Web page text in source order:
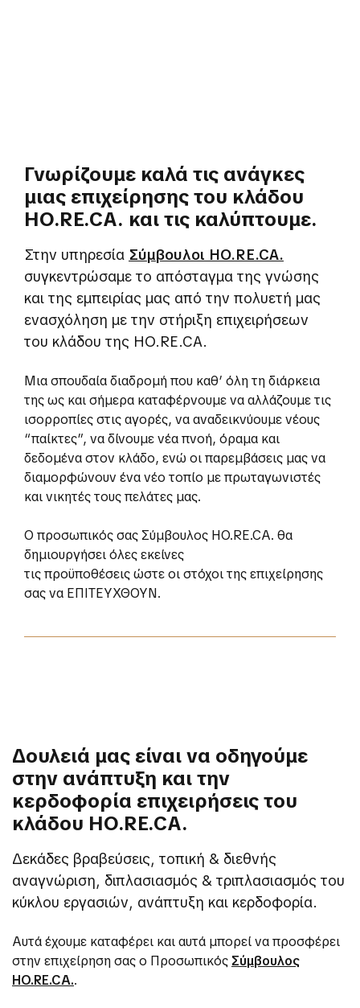
Γνωρίζουμε καλά τις ανάγκες
μιας επιχείρησης του κλάδου
HO.RE.CA. και τις καλύπτουμε.
Στην υπηρεσία Σύμβουλοι HO.RE.CA.
συγκεντρώσαμε το απόσταγμα της γνώσης
και της εμπειρίας μας από την πολυετή μας
ενασχόληση με την στήριξη επιχειρήσεων
του κλάδου της HO.RE.CA.
Μια σπουδαία διαδρομή που καθ’ όλη τη διάρκεια
της ως και σήμερα καταφέρνουμε να αλλάζουμε τις
ισορροπίες στις αγορές, να αναδεικνύουμε νέους
“παίκτες”, να δίνουμε νέα πνοή, όραμα και
δεδομένα στον κλάδο, ενώ οι παρεμβάσεις μας να
διαμορφώνουν ένα νέο τοπίο με πρωταγωνιστές
και νικητές τους πελάτες μας.
Ο προσωπικός σας Σύμβουλος HO.RE.CA. θα
δημιουργήσει όλες εκείνες
τις προϋποθέσεις ώστε οι στόχοι της επιχείρησης
σας να ΕΠΙΤΕΥΧΘΟΥΝ.
Δουλειά μας είναι να οδηγούμε
στην ανάπτυξη και την
κερδοφορία επιχειρήσεις του
κλάδου HO.RE.CA.
Δεκάδες βραβεύσεις, τοπική & διεθνής
αναγνώριση, διπλασιασμός & τριπλασιασμός του
κύκλου εργασιών, ανάπτυξη και κερδοφορία.
Αυτά έχουμε καταφέρει και αυτά μπορεί να προσφέρει
στην επιχείρηση σας ο Προσωπικός Σύμβουλος
HO.RE.CA..